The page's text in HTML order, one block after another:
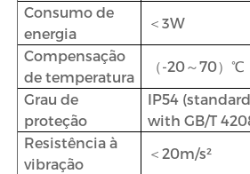
Consumo de
energia
＜3W
Compensação
de temperatura
（-20～70）℃
Grau de
proteção
IP54
with GB/T
Resistência à
vibração
＜20m/s²